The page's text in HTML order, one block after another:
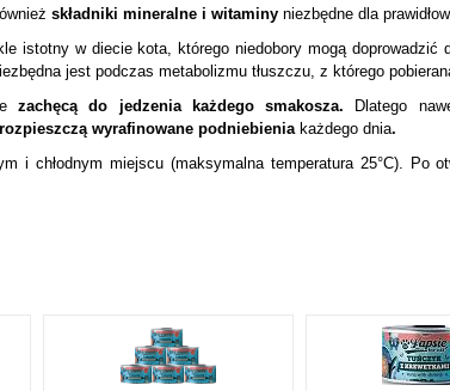
składniki mineralne i witaminy niezbędne dla
istotny w diecie kota, którego niedobory mogą doprowadzić
jest podczas metabolizmu tłuszczu, z którego
zachęcą do jedzenia każdego smakosza. Dlatego
wyrafinowane podniebieniakażdego dnia.
i chłodnym miejscu (maksymalna temperatura 25°C). Po